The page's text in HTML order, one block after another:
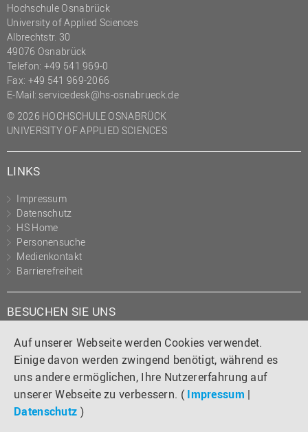
Auf unserer Webseite werden Cookies verwendet.
Einige davon werden zwingend benötigt, während es
uns andere ermöglichen, Ihre Nutzererfahrung auf
unserer Webseite zu verbessern. ( Impressum |
Datenschutz )
Hochschule Osnabrück
University of Applied Sciences
Albrechtstr. 30
49076 Osnabrück
Telefon: +49 541 969-0
Fax: +49 541 969-2066
E-Mail: servicedesk@hs-osnabrueck.de
© 2026 HOCHSCHULE OSNABRÜCK
UNIVERSITY OF APPLIED SCIENCES
LINKS
Impressum
Datenschutz
HS Home
Personensuche
Medienkontakt
Barrierefreiheit
BESUCHEN SIE UNS
Instagram
TiktokLinkedIn
YouTube
Facebook